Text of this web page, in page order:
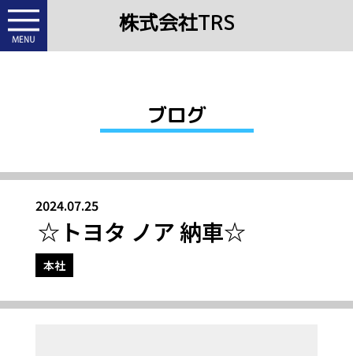
株式会社TRS
ブログ
2024.07.25
☆トヨタ ノア 納車☆
本社